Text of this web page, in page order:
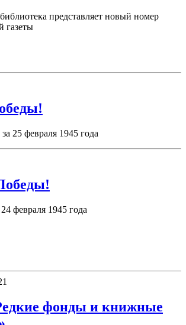
представляет новый номер
газеты
25 февраля 1945 года
24 февраля 1945 года
фонды и книжные